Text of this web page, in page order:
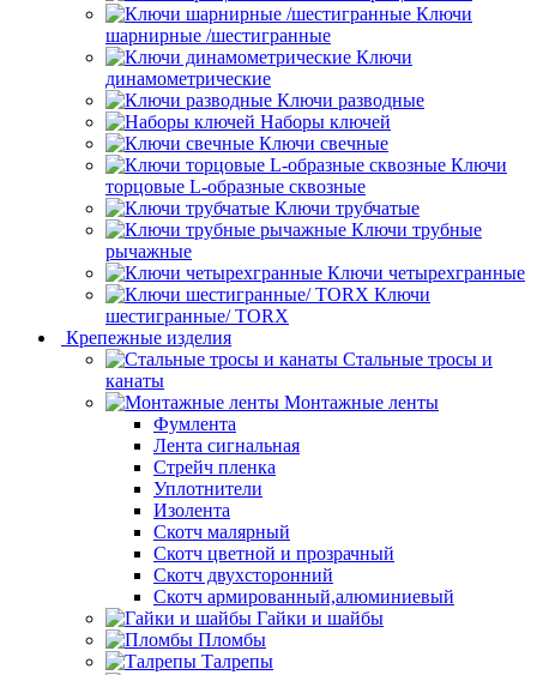
Ключи
шарнирные /шестигранные
Ключи
динамометрические
Ключи разводные
Наборы ключей
Ключи свечные
Ключи
торцовые L-образные сквозные
Ключи трубчатые
Ключи трубные
рычажные
Ключи четырехгранные
Ключи
шестигранные/ TORX
Крепежные изделия
Стальные тросы и
канаты
Монтажные ленты
Фумлента
Лента сигнальная
Стрейч пленка
Уплотнители
Изолента
Скотч малярный
Скотч цветной и прозрачный
Скотч двухсторонний
Скотч армированный,алюминиевый
Гайки и шайбы
Пломбы
Талрепы